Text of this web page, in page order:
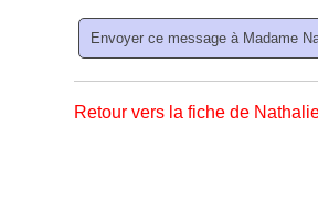
Retour vers la fiche de